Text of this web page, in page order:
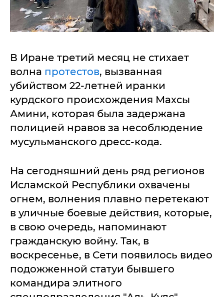
В Иране третий месяц не стихает
волна протестов, вызванная
убийством 22-летней иранки
курдского происхождения Махсы
Амини, которая была задержана
полицией нравов за несоблюдение
мусульманского дресс-кода.
На сегодняшний день ряд регионов
Исламской Республики охвачены
огнем, волнения плавно перетекают
в уличные боевые действия, которые,
в свою очередь, напоминают
гражданскую войну. Так, в
воскресенье, в Сети появилось видео
подожженной статуи бывшего
командира элитного